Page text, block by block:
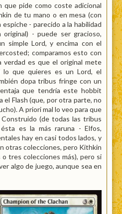
que pide como coste adicional
de tu mano o en mesa (con
- parecido a la habilidad
- puede ser gracioso,
simple Lord, y encima con el
comparamos esto con
verdad es que el original mete
lo que quieres es un Lord, el
dopa tribus fringe con un
que tendría este hobbit
el Flash (que, por otra parte, no
A priori mal lo veo para que
(de todas las tribus
es la más raruna - Elfos,
hay en casi todos lados, y
otras colecciones, pero Kithkin
tres colecciones más), pero si
algo de juego, aunque sea en